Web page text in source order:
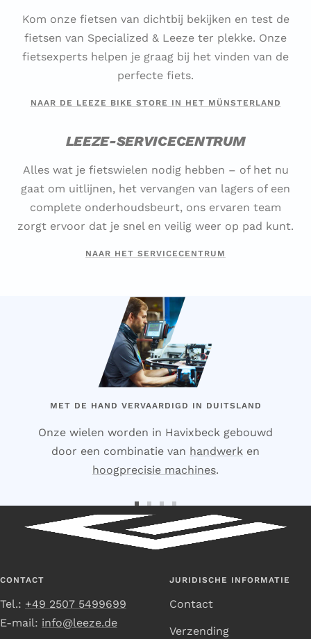
Kom onze fietsen van dichtbij bekijken en test de
fietsen van Specialized & Leeze ter plekke. Onze
fietsexperts helpen je graag bij het vinden van de
perfecte fiets.
NAAR DE LEEZE BIKE STORE IN HET MÜNSTERLAND
LEEZE-SERVICECENTRUM
Alles wat je fietswielen nodig hebben – of het nu
gaat om uitlijnen, het vervangen van lagers of een
complete onderhoudsbeurt, ons ervaren team
zorgt ervoor dat je snel en veilig weer op pad kunt.
NAAR HET SERVICECENTRUM
MET DE HAND VERVAARDIGD IN DUITSLAND
Onze wielen worden in Havixbeck gebouwd
door een combinatie van handwerk en
hoogprecisie machines.
Ga
naar
dia
Ga
naar
dia
naar
dia
naar
dia
CONTACT
Tel.: +49 2507 5499699
E-mail: info@leeze.de
JURIDISCHE INFORMATIE
Contact
Verzending